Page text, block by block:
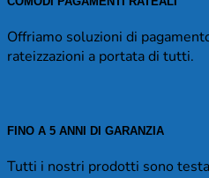
Offriamo soluzioni di
rateizzazioni a portata di tutti.
FINO A 5 ANNI DI GARANZIA
Tutti i nostri prodotti sono